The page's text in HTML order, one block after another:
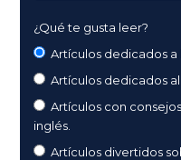
¿Qué te gusta leer?
Artículos dedicados a
Artículos dedicados
Artículos con
inglés.
Artículos divertidos